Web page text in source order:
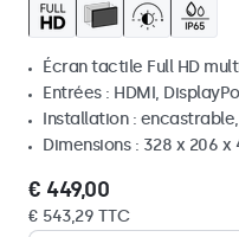
Écran tactile Full HD
Entrées : HDMI,
Installation :
Dimensions : 328 x 206 x
€ 449,00
€ 543,29 TTC